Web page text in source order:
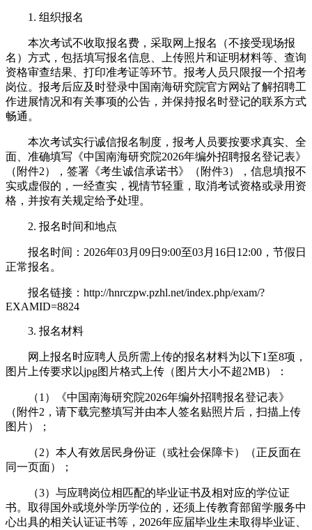
1. 组织报名
本次考试不收取报名费，采取网上报名（不接受现场报
名）方式，包括填写报名信息、上传照片和证明材料等、查询
资格审查结果、打印准考证等环节。报考人员只限报一个招考
岗位。报考后应及时登录中国南海研究院官方网站了解招聘工
作进展情况和有关事项的公告，并保持报名时登记的联系方式
畅通。
本次考试实行诚信报名制度，报考人员要按要求真实、全
面、准确填写《中国南海研究院2026年编外招聘报名登记表》
（附件2），签署《考生诚信承诺书》（附件3），信息填报不
实或虚假的，一经查实，视情节轻重，取消考试资格或录用资
格，并按有关规定给予处理。
2. 报名时间和地点
报名时间：2026年03月09日9:00至03月16日12:00，节假日
正常报名。
报名链接：http://hnrczpw.pzhl.net/index.php/exam/?
EXAMID=8824
3. 报名材料
网上报名时应聘人员所需上传的报名材料为以下1至8项，
图片上传要求以jpg图片格式上传（图片大小不超2MB）：
（1）《中国南海研究院2026年编外招聘报名登记表》
（附件2，请下载完整填写并由本人签名贴照片后，扫描上传
图片）；
（2）本人有效居民身份证（或社会保障卡）（正反面在
同一页面）；
（3）与应聘岗位相匹配的毕业证书及相对应的学位证
书。取得国外或境外学历学位的，还须上传教育部留学服务中
心出具的相关认证证书等，2026年应届毕业生未取得毕业证、